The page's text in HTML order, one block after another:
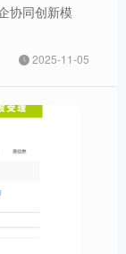
协同创新模
2025-11-05